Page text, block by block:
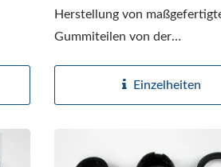
Herstellung von
Gummiteilen von der
Einzelheiten